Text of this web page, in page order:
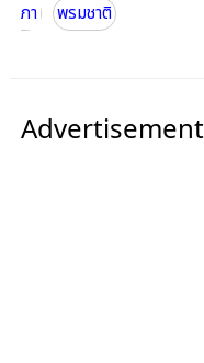
ภา
พรมชาติ
Advertisement